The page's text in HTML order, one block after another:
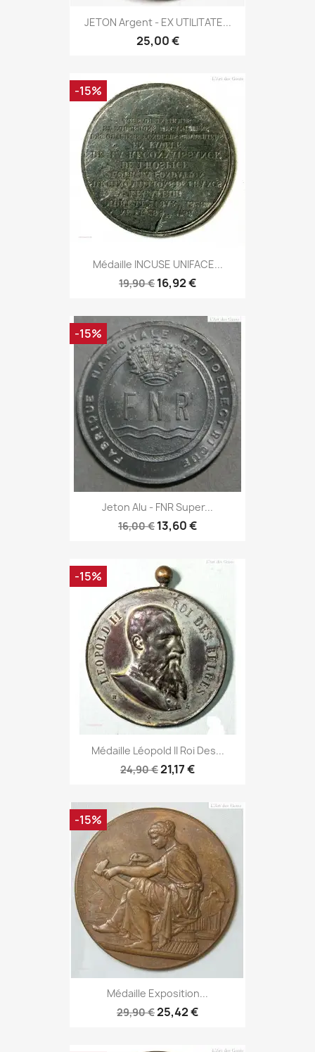
JETON Argent - EX UTILITATE...
25,00 €
Médaille INCUSE UNIFACE...
19,90 € 16,92 €
-15%
Jeton Alu - FNR Super...
16,00 € 13,60 €
-15%
Médaille Léopold II Roi Des...
24,90 €21,17 €
-15%
Médaille Exposition...
29,90 €25,42 €
-15%